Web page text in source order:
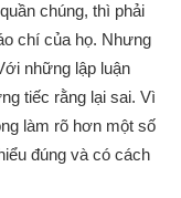
chúng, thì phải
chí của họ. Nhưng
những lập luận
tiếc rằng lại sai. Vì
làm rõ hơn một số
đúng và có cách